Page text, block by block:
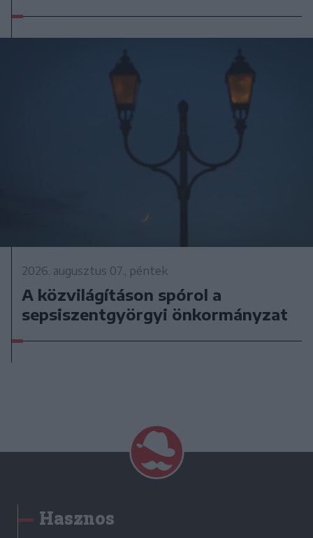
2026. augusztus 07., péntek
A közvilágításon spórol a
sepsiszentgyörgyi önkormányzat
Hasznos